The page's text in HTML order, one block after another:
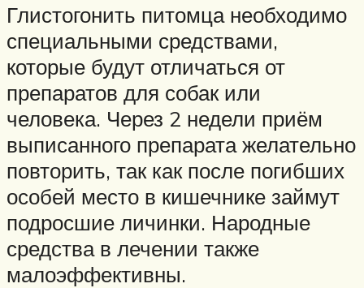
Глистогонить питомца необходимо
специальными средствами,
которые будут отличаться от
препаратов для собак или
человека. Через 2 недели приём
выписанного препарата желательно
повторить, так как после погибших
особей место в кишечнике займут
подросшие личинки. Народные
средства в лечении также
малоэффективны.